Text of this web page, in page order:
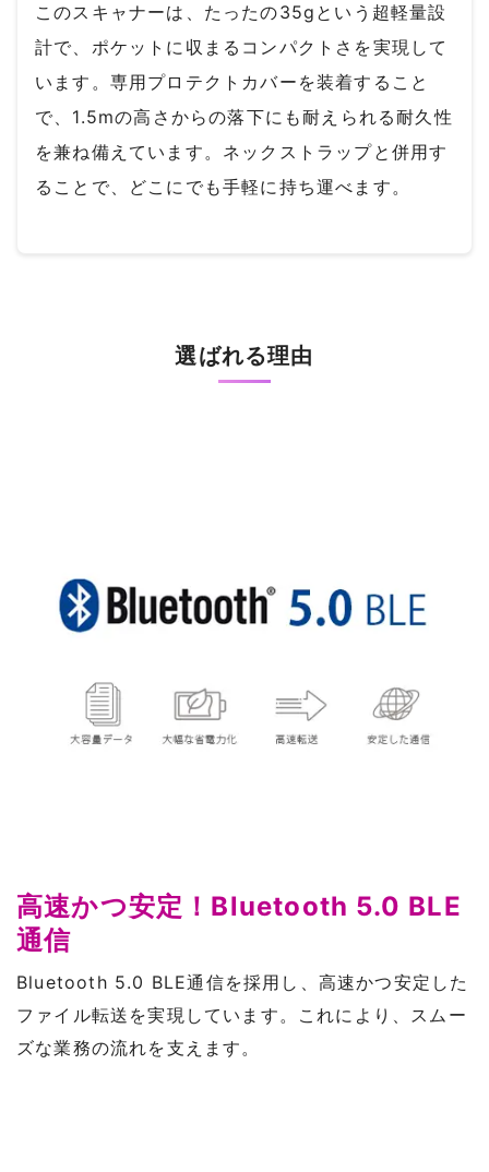
このスキャナーは、たったの35gという超軽量設
計で、ポケットに収まるコンパクトさを実現して
います。専用プロテクトカバーを装着すること
で、1.5mの高さからの落下にも耐えられる耐久性
を兼ね備えています。ネックストラップと併用す
ることで、どこにでも手軽に持ち運べます。
選ばれる理由
高速かつ安定！Bluetooth 5.0 BLE
通信
Bluetooth 5.0 BLE通信を採用し、高速かつ安定した
ファイル転送を実現しています。これにより、スムー
ズな業務の流れを支えます。